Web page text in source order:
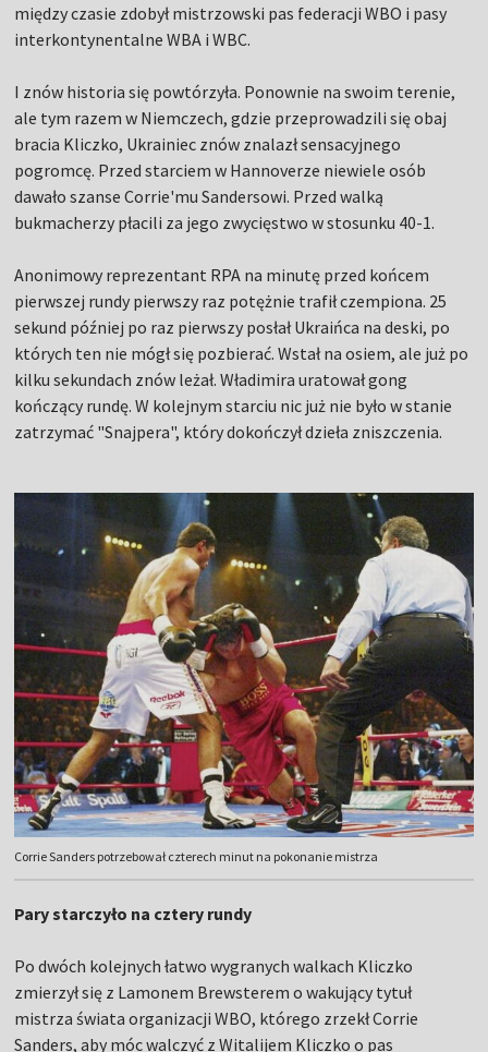
między czasie zdobył mistrzowski pas federacji WBO i pasy
interkontynentalne WBA i WBC.
I znów historia się powtórzyła. Ponownie na swoim terenie,
ale tym razem w Niemczech, gdzie przeprowadzili się obaj
bracia Kliczko, Ukrainiec znów znalazł sensacyjnego
pogromcę. Przed starciem w Hannoverze niewiele osób
dawało szanse Corrie'mu Sandersowi. Przed walką
bukmacherzy płacili za jego zwycięstwo w stosunku 40-1.
Anonimowy reprezentant RPA na minutę przed końcem
pierwszej rundy pierwszy raz potężnie trafił czempiona. 25
sekund później po raz pierwszy posłał Ukraińca na deski, po
których ten nie mógł się pozbierać. Wstał na osiem, ale już po
kilku sekundach znów leżał. Władimira uratował gong
kończący rundę. W kolejnym starciu nic już nie było w stanie
zatrzymać "Snajpera", który dokończył dzieła zniszczenia.
Corrie Sanders potrzebował czterech minut na pokonanie mistrza
Pary starczyło na cztery rundy
Po dwóch kolejnych łatwo wygranych walkach Kliczko
zmierzył się z Lamonem Brewsterem o wakujący tytuł
mistrza świata organizacji WBO, którego zrzekł Corrie
Sanders, aby móc walczyć z Witalijem Kliczko o pas